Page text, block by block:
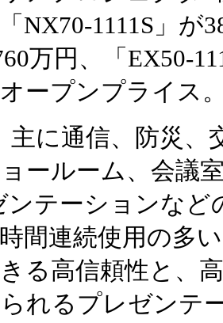
NX70-1111S」が
万円、「EX50-
ープンプライス
に通信、防災、
ールーム、会議
ンテーションなど
間連続使用の多
る高信頼性と、
れるプレゼンテ